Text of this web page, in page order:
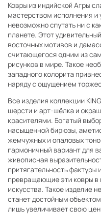
Ковры из индийской Агры
мастерством исполнения и
невозможно спутать ни с
планете. Этот
восточных мотивов и
считающегося одним из
рисунков в мире. Такое
западного колорита
наряду с ощущением
Все изделия коллекции
шерсти и арт-шёлка и
красителями. Богатый
насыщенной бирюзы,
жемчужных и опаловых
гармоничный вариант для
живописная
притягательность фактуры
превращающие эти ковры в
искусства. Такое изделие
станет достойным
лишь увеличивает свою